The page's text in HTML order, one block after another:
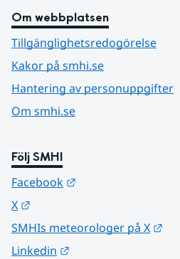
Om webbplatsen
Tillgänglighetsredogörelse
Kakor på smhi.se
Hantering av personuppgifter
Om smhi.se
Följ SMHI
Facebook
X
SMHIs meteorologer på X
Linkedin